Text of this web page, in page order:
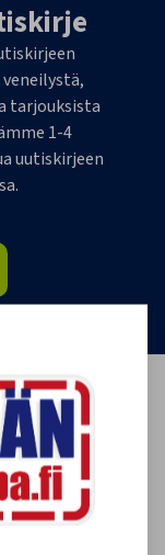
tarjouksista
1-4
uutiskirjeen